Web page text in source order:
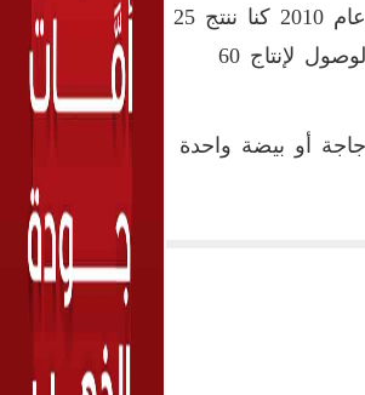
وتابع: "القطاع الريفي يمثل من 18 لـ 20% من الصناعة، فقطاع الدواجن في مصر عام 2010 كنا ننتج 25
مليون بيضة يوميًا وحاليا تجاوزنا الـ 40 مليون بيضة يوميًا، ونستهدف في عام 2030 الوصول لإنتاج 60
ولم تستورد دجاجة أو بيضة واحدة